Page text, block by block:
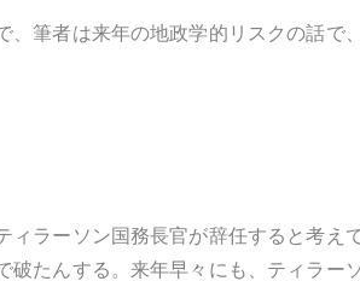
、筆者は来年の地政学的リスクの話で
ィラーソン国務長官が辞任すると考
破たんする。来年早々にも、ティラー